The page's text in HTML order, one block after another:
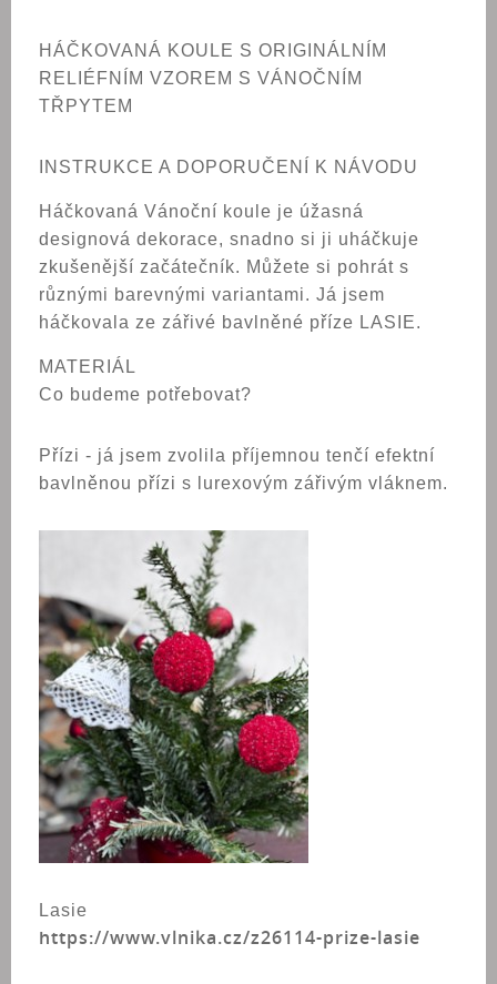
HÁČKOVANÁ KOULE S ORIGINÁLNÍM
RELIÉFNÍM VZOREM S VÁNOČNÍM
TŘPYTEM
INSTRUKCE A DOPORUČENÍ K NÁVODU
Háčkovaná Vánoční koule je úžasná
designová dekorace, snadno si ji uháčkuje
zkušenější začátečník. Můžete si pohrát s
různými barevnými variantami. Já jsem
háčkovala ze zářivé bavlněné příze LASIE.
MATERIÁL
Co budeme potřebovat?
Přízi - já jsem zvolila příjemnou tenčí efektní
bavlněnou přízi s lurexovým zářivým vláknem.
Lasie
https://www.vlnika.cz/z26114-prize-lasie